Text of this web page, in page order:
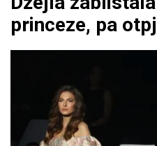
princeze, pa